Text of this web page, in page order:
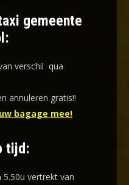
gemeente
verschil qua
annuleren gratis!!
bagage mee!
tijd:
vertrekt van